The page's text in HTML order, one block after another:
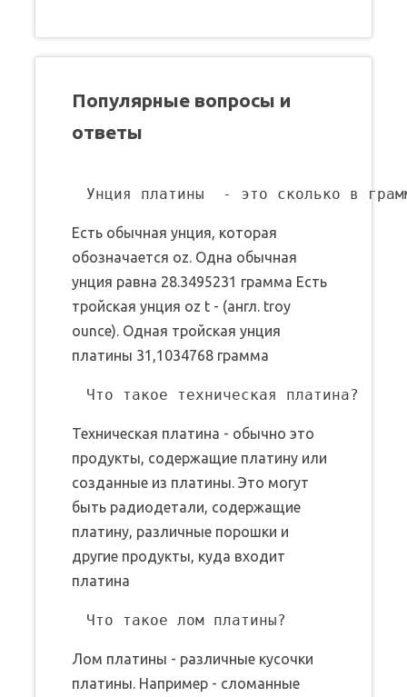
Популярные вопросы и
ответы
Есть обычная унция, которая
обозначается oz. Одна обычная
унция равна 28.3495231 грамма Есть
тройская унция oz t - (англ. troy
ounce). Одная тройская унция
платины 31,1034768 грамма
Техническая платина - обычно это
продукты, содержащие платину или
созданные из платины. Это могут
быть радиодетали, содержащие
платину, различные порошки и
другие продукты, куда входит
платина
Лом платины - различные кусочки
платины. Например - сломанные